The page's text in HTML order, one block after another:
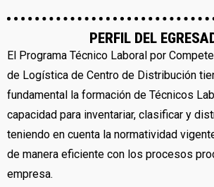
PERFIL DEL
El Programa Técnico Laboral por
de Logística de Centro de Distribución
fundamental la formación de Técnicos
capacidad para inventariar, clasificar y
teniendo en cuenta la normatividad
de manera eficiente con los procesos
empresa.